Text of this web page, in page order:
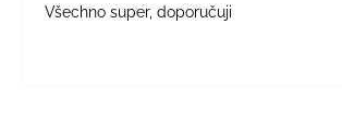
Všechno super, doporučuji